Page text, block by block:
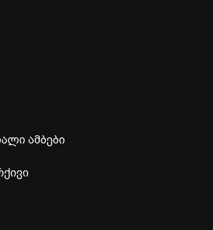
ამბები